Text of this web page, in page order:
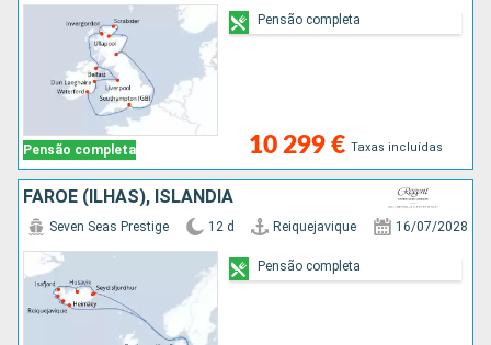
Pensão completa 10 299 € Taxas incluídas
Pensão completa
FAROE (ILHAS), ISLÂNDIA
Seven Seas Prestige 12 d Reiquejavique 16/07/2028
Pensão completa